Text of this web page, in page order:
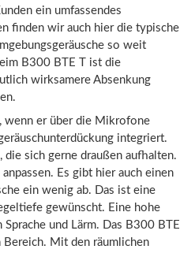
ein umfassendes
finden wir auch hier die typische
so weit
B300 BTE T ist die
wirksamere Absenkung
wenn er über die Mikrofone
integriert.
sich gerne draußen aufhalten.
Es gibt hier auch einen
ein wenig ab. Das ist eine
gewünscht. Eine hohe
und Lärm. Das B300 BTE
Bereich. Mit den räumlichen